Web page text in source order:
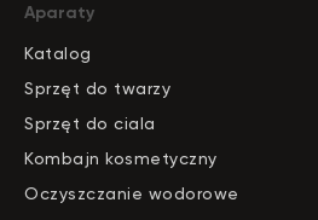
Aparaty
Katalog
Sprzęt do twarzy
Sprzęt do ciala
Kombajn kosmetyczny
Oczyszczanie wodorowe